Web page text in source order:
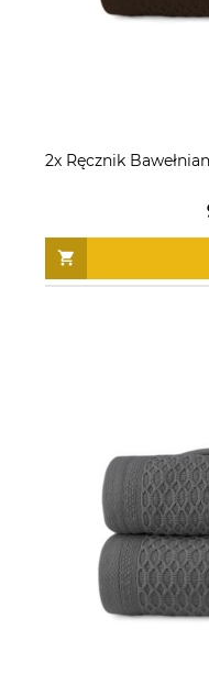
2x Ręcznik